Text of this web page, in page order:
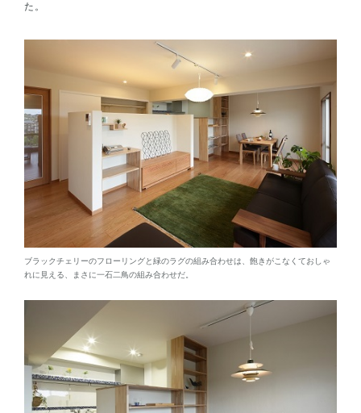
た。
ブラックチェリーのフローリングと緑のラグの組み合わせは、飽きがこなくておしゃ
れに見える、まさに一石二鳥の組み合わせだ。